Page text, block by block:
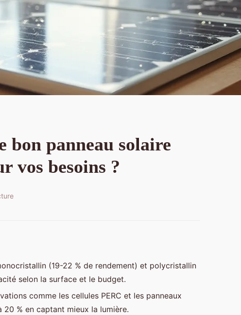
bon panneau solaire
vos besoins ?
(19-22 % de rendement) et polycristallin
selon la surface et le budget.
comme les cellules PERC et les panneaux
% en captant mieux la lumière.